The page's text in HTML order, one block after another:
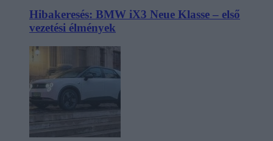
Hibakeresés: BMW iX3 Neue Klasse – első
vezetési élmények